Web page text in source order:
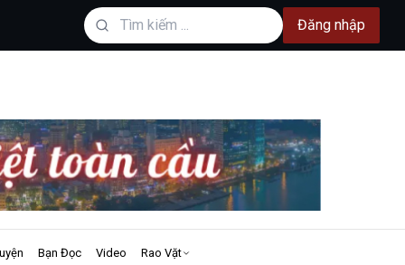
Đăng nhập
Bạn Đọc Video Rao Vặt